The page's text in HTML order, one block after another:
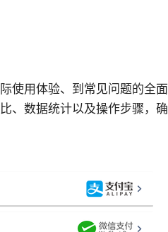
使用体验、到常见问题的全面
、数据统计以及操作步骤，确